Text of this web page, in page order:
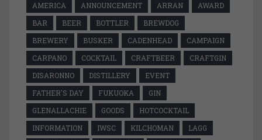
AMERICA ANNOUNCEMENT ARRAN
AWARD
BAR
BEER BOTTLER
BREWDOG
BREWERY
BUSKER CADENHEAD
CAMPAIGN
CARPANO
COCKTAIL CRAFTBEER
CRAFTGIN
DISARONNO
DISTILLERY
EVENT
FATHER'S DAY
FUKUOKA
GIN
GLENALLACHIE
GOODS
HOTCOCKTAIL
INFORMATION
IWSC KILCHOMAN
LAGG